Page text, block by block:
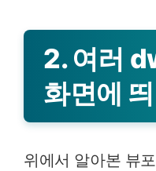
2. 여러
화면에
위에서 알아본 뷰